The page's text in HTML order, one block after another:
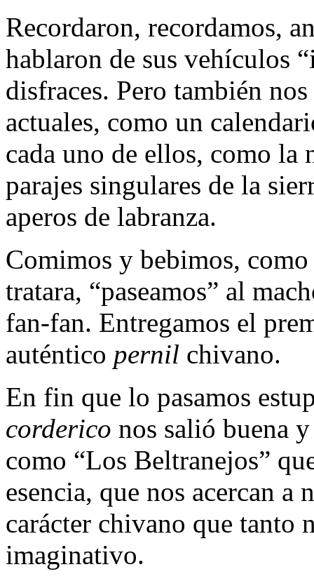
Recordaron, recordamos,
hablaron de sus vehículos
disfraces. Pero también
actuales, como un
cada uno de ellos, como la
parajes singulares de la
aperos de labranza.
Comimos y bebimos,
tratara, “paseamos” al
fan-fan. Entregamos el
auténtico pernil chivano.
En fin que lo pasamos
corderico nos salió buena
como “Los Beltranejos”
esencia, que nos acercan a
carácter chivano que tanto
imaginativo.